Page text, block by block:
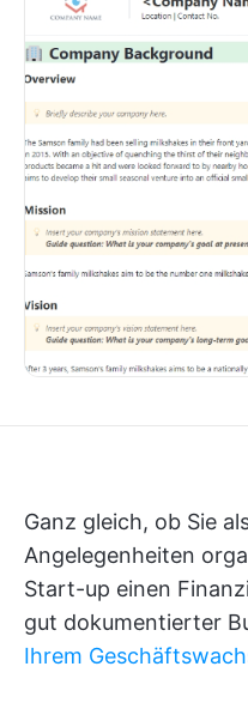
Ganz gleich, ob Sie
Angelegenheiten
Start-up einen
gut dokumentierter
Ihrem